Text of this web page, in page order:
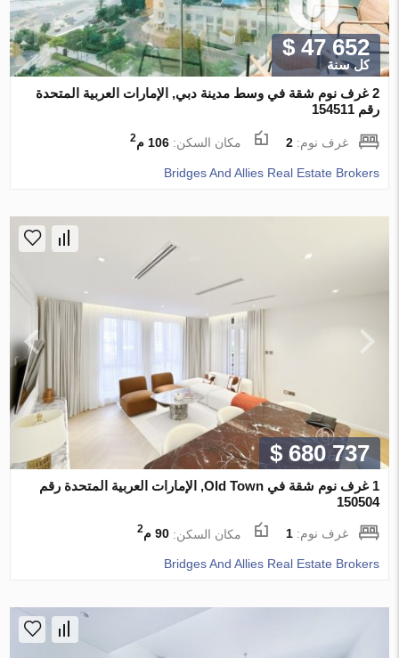
$ 47 652
كل سنة
2 غرف نوم شقة في وسط مدينة دبي, الإمارات العربية المتحدة
رقم 154511
غرف نوم:2 مكان السكن:106 م 2
Bridges And Allies Real Estate Brokers
$ 680 737
1 غرف نوم شقة في Old Town, الإمارات العربية المتحدة رقم
150504
غرف نوم:1 مكان السكن:90 م 2
Bridges And Allies Real Estate Brokers